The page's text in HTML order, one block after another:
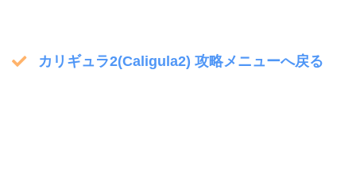
カリギュラ2(Caligula2) 攻略メニューへ戻る